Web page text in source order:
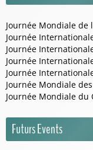
Journée Mondiale de
Journée
Journée
Journée
Journée
Journée Mondiale
Journée Mondiale du
Futurs Events